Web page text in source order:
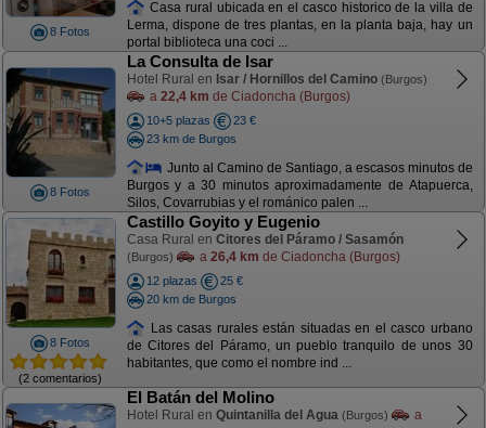
8 Fotos
Casa rural ubicada en el casco historico de la villa de
Lerma, dispone de tres plantas, en la planta baja, hay un
portal biblioteca una coci ...
8 Fotos
La Consulta de Isar
Hotel Rural en Isar / Hornillos del Camino (Burgos)
a 22,4 km de Ciadoncha (Burgos)
10+5 plazas
23 €
23 km de Burgos
Junto al Camino de Santiago, a escasos minutos de
Burgos y a 30 minutos aproximadamente de Atapuerca,
Silos, Covarrubias y el románico palen ...
8 Fotos
(2 comentarios)
Castillo Goyito y Eugenio
Casa Rural en Citores del Páramo / Sasamón
(Burgos) a 26,4 km de Ciadoncha (Burgos)
12 plazas
25 €
20 km de Burgos
Las casas rurales están situadas en el casco urbano
de Citores del Páramo, un pueblo tranquilo de unos 30
habitantes, que como el nombre ind ...
El Batán del Molino
Hotel Rural en Quintanilla del Agua (Burgos)
a